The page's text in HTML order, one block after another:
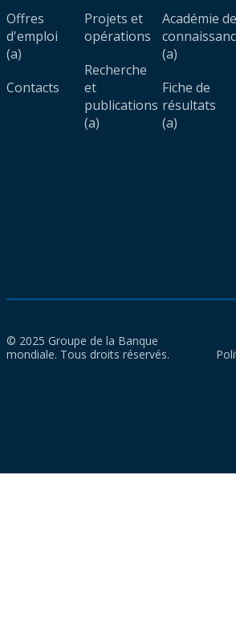
Offres
d'emploi
(a)
Contacts
Projets et
opérations
Recherche
et
publications
(a)
Académie
(a)
Fiche de
résultats
(a)
© 2025 Groupe de la Banque
mondiale. Tous droits réservés.